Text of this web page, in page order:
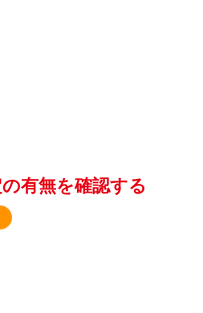
有無を確認する
無料対応してくれる業者を選び